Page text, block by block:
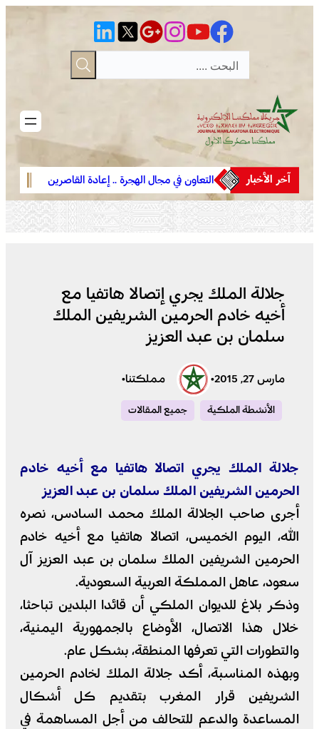
آخر الأخبارينتهي
التعاون في مجال الهجرة .. إعادة القاصرين
غير المرفوقين مسألة مبدأ قائمة على
التعليمات الملكية السامية (مصدر
دبلوماسي)
جلالة الملك يجري إتصالا هاتفيا مع
أخيه خادم الحرمين الشريفين الملك
سلمان بن عبد العزيز
مارس 27, 2015 • مملكتنا•
الأنشطة الملكية جميع المقالات
جلالة الملك يجري اتصالا هاتفيا مع أخيه خادم
الحرمين الشريفين الملك سلمان بن عبد العزيز
أجرى صاحب الجلالة الملك محمد السادس، نصره
الله، اليوم الخميس، اتصالا هاتفيا مع أخيه خادم
الحرمين الشريفين الملك سلمان بن عبد العزيز آل
سعود، عاهل المملكة العربية السعودية.
وذكر بلاغ للديوان الملكي أن قائدا البلدين تباحثا،
خلال هذا الاتصال، الأوضاع بالجمهورية اليمنية،
والتطورات التي تعرفها المنطقة، بشكل عام.
وبهذه المناسبة، أكد جلالة الملك لخادم الحرمين
الشريفين قرار المغرب بتقديم كل أشكال
المساعدة والدعم للتحالف من أجل المساهمة في